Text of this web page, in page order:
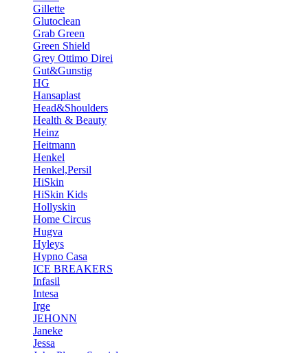
Gillette
Glutoclean
Grab Green
Green Shield
Grey Ottimo Direi
Gut&Gunstig
HG
Hansaplast
Head&Shoulders
Health & Beauty
Heinz
Heitmann
Henkel
Henkel,Persil
HiSkin
HiSkin Kids
Hollyskin
Home Circus
Hugva
Hyleys
Hypno Casa
ICE BREAKERS
Infasil
Intesa
Irge
JEHONN
Janeke
Jessa